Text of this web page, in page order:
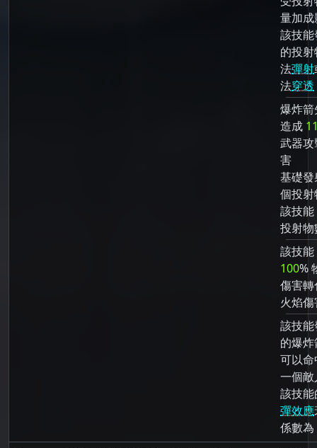
量加
該技
的投
法彈射
法穿透
爆炸
造成
武器
害
基礎
個投射
該技能
投射
該技能
100%
傷害
火焰
該技
的爆
可以
一個敵
該技能
彈效應
係數為